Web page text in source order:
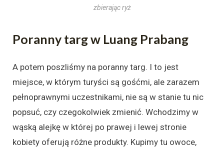
zbierając ryż
Poranny targ w Luang Prabang
A potem poszliśmy na poranny targ. I to jest
miejsce, w którym turyści są gośćmi, ale zarazem
pełnoprawnymi uczestnikami, nie są w stanie tu nic
popsuć, czy czegokolwiek zmienić. Wchodzimy w
wąską alejkę w której po prawej i lewej stronie
kobiety oferują różne produkty. Kupimy tu owoce,